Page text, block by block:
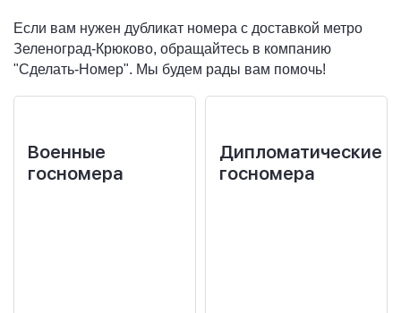
Если вам нужен дубликат номера с доставкой метро
Зеленоград-Крюково, обращайтесь в компанию
"Сделать-Номер". Мы будем рады вам помочь!
Военные
госномера
Дипломатические
госномера